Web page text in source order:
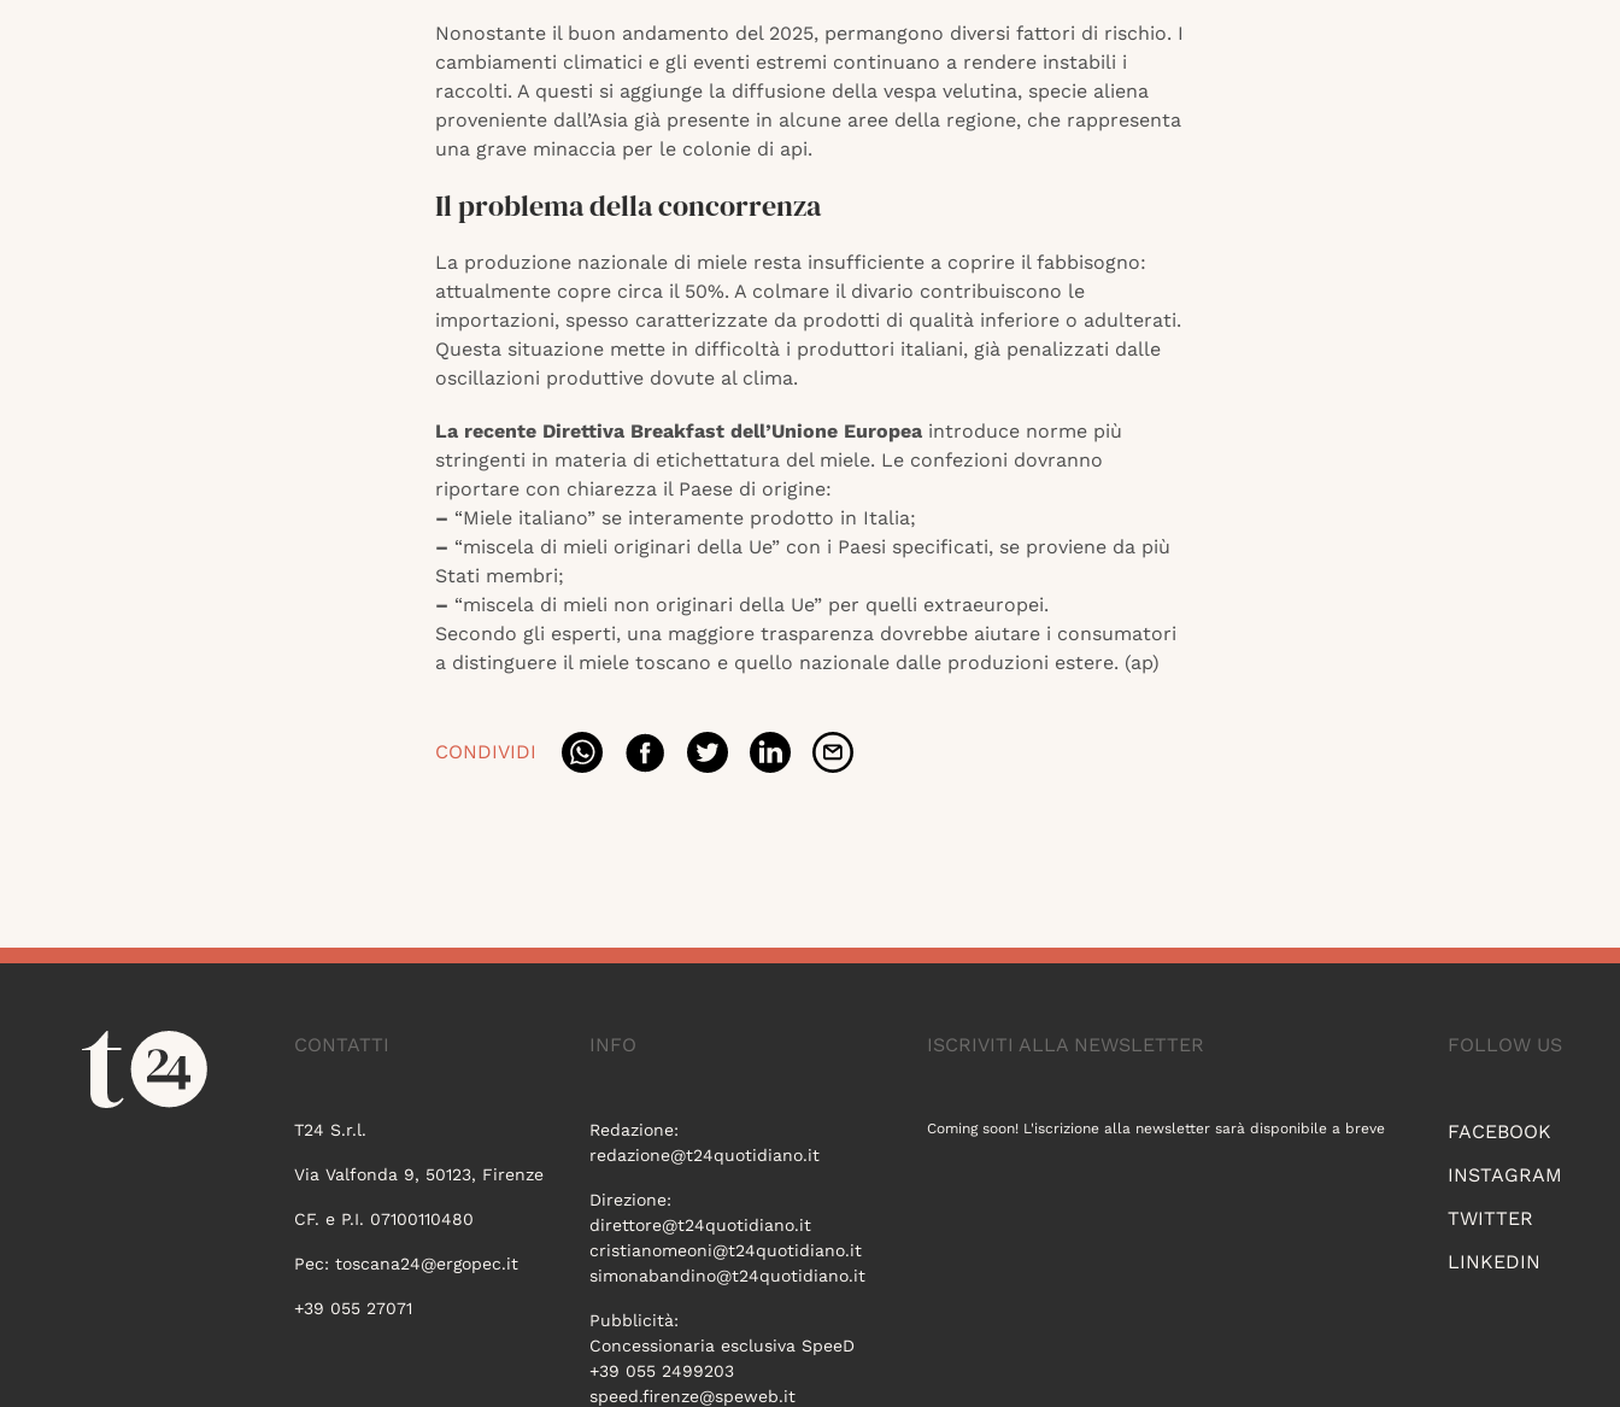
Nonostante il buon andamento del 2025, permangono diversi fattori di rischio. I
cambiamenti climatici e gli eventi estremi continuano a rendere instabili i
raccolti. A questi si aggiunge la diffusione della vespa velutina, specie aliena
proveniente dall’Asia già presente in alcune aree della regione, che rappresenta
una grave minaccia per le colonie di api.
Il problema della concorrenza
La produzione nazionale di miele resta insufficiente a coprire il fabbisogno:
attualmente copre circa il 50%. A colmare il divario contribuiscono le
importazioni, spesso caratterizzate da prodotti di qualità inferiore o adulterati.
Questa situazione mette in difficoltà i produttori italiani, già penalizzati dalle
oscillazioni produttive dovute al clima.
La recente Direttiva Breakfast dell’Unione Europea introduce norme più
stringenti in materia di etichettatura del miele. Le confezioni dovranno
riportare con chiarezza il Paese di origine:
– “Miele italiano” se interamente prodotto in Italia;
– “miscela di mieli originari della Ue” con i Paesi specificati, se proviene da più
Stati membri;
– “miscela di mieli non originari della Ue” per quelli extraeuropei.
Secondo gli esperti, una maggiore trasparenza dovrebbe aiutare i consumatori
a distinguere il miele toscano e quello nazionale dalle produzioni estere. (ap)
CONDIVIDI
CONTATTI
T24 S.r.l.
Via Valfonda 9, 50123, Firenze
CF. e P.I. 07100110480
Pec: toscana24@ergopec.it
+39 055 27071
INFO
Redazione:
redazione@t24quotidiano.it
Direzione:
direttore@t24quotidiano.it
cristianomeoni@t24quotidiano.it
simonabandino@t24quotidiano.it
Pubblicità:
Concessionaria esclusiva SpeeD
+39 055 2499203
speed.firenze@speweb.it
FOLLOW US
FACEBOOK
INSTAGRAM
TWITTER
LINKEDIN
ISCRIVITI ALLA NEWSLETTER
Coming soon! L'iscrizione alla newsletter sarà disponibile a breve